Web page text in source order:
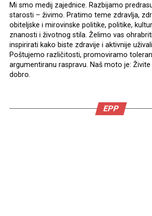
Mi smo medij zajednice. Razbijamo
starosti – živimo. Pratimo teme zdravlja,
obiteljske i mirovinske politike, politike,
znanosti i životnog stila. Želimo vas
inspirirati kako biste zdravije i aktivnije
Poštujemo različitosti, promoviramo
argumentiranu raspravu. Naš moto je:
dobro.
EPP